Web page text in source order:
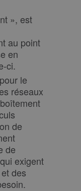
», est
au point
en
ci.
le
réseaux
de
de
exigent
des